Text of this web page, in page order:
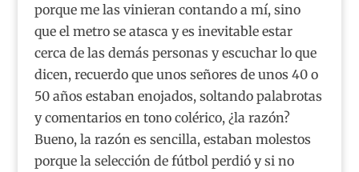
porque me las vinieran contando a mí, sino
que el metro se atasca y es inevitable estar
cerca de las demás personas y escuchar lo que
dicen, recuerdo que unos señores de unos 40 o
50 años estaban enojados, soltando palabrotas
y comentarios en tono colérico, ¿la razón?
Bueno, la razón es sencilla, estaban molestos
porque la selección de fútbol perdió y si no